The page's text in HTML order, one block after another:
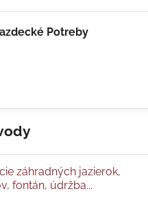
Potreby
záhradných jazierok,
fontán, údržba...